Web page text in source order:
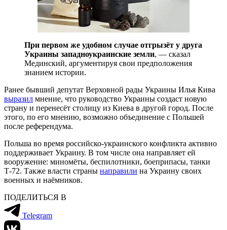
При первом же удобном случае отгрызёт у друга
Украины западноукраинские земли, — сказал
Мединский, аргументируя свои предположения
знанием истории.
Ранее бывший депутат Верховной рады Украины Илья Кива
выразил мнение, что руководство Украины создаст новую
страну и перенесёт столицу из Киева в другой город. После
этого, по его мнению, возможно объединение с Польшей
после референдума.
Польша во время российско-украинского конфликта активно
поддерживает Украину. В том числе она направляет ей
вооружение: миномёты, беспилотники, боеприпасы, танки
Т-72. Также власти страны направили на Украину своих
военных и наёмников.
ПОДЕЛИТЬСЯ В
Telegram